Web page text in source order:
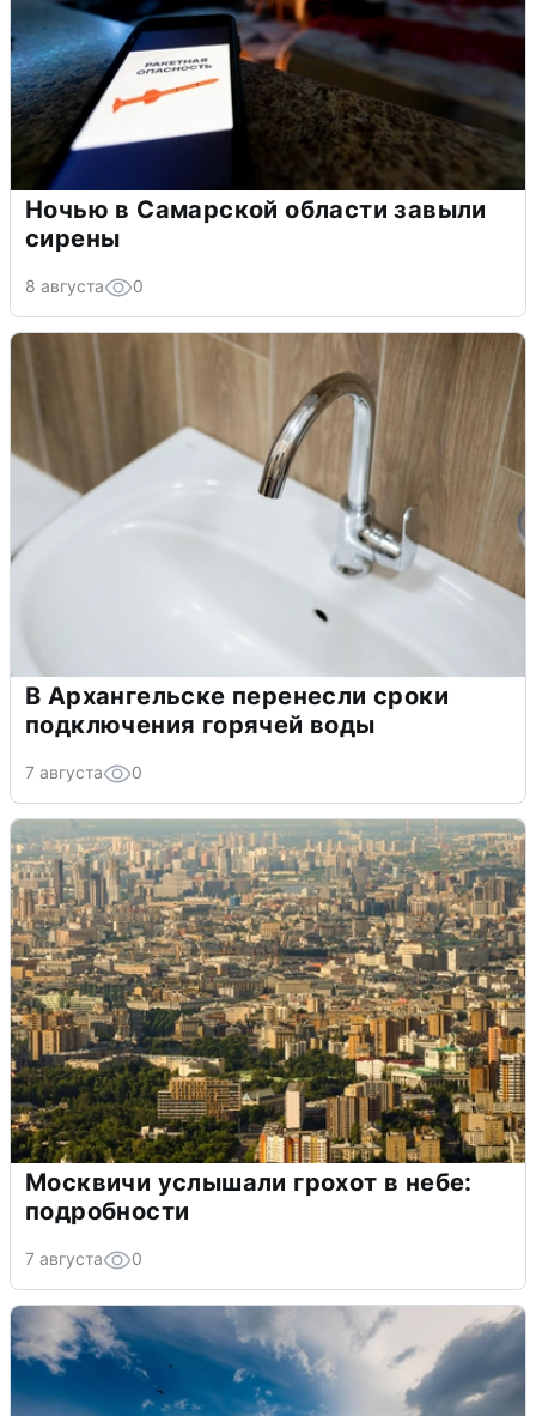
Ночью в Самарской области завыли
сирены
8 августа 0
В Архангельске перенесли сроки
подключения горячей воды
7 августа 0
Москвичи услышали грохот в небе:
подробности
7 августа 0